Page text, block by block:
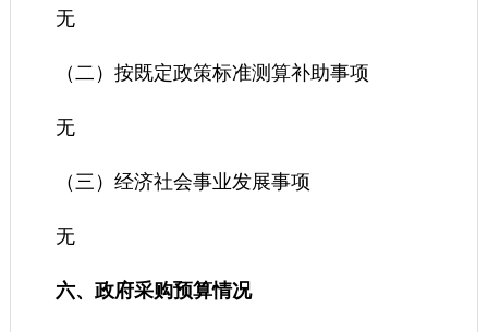
无
（二）按既定政策标准测算补助事项
无
（三）经济社会事业发展事项
无
六、政府采购预算情况